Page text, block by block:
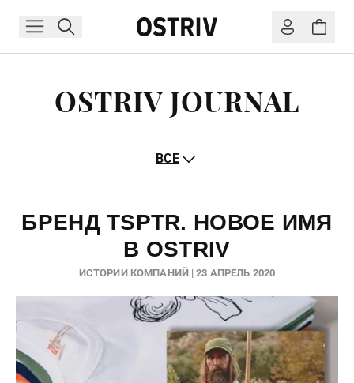
OSTRIV JOURNAL
ВСЕ
БРЕНД TSPTR. НОВОЕ ИМЯ
В OSTRIV
ИСТОРИИ КОМПАНИЙ | 23 АПРЕЛЬ 2020